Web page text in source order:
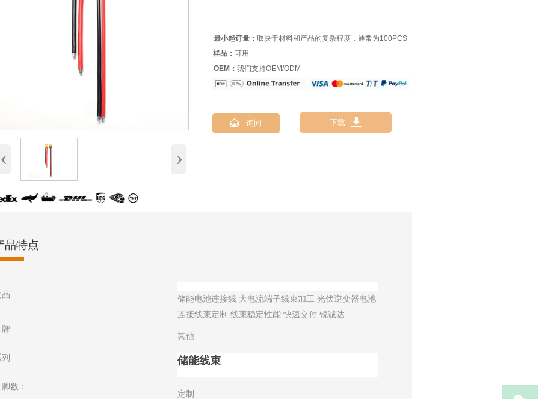
‹ ›
最小起订量： 取决于材料和产品的复杂程度，通常为100PCS
样品：可用
OEM： 我们支持OEM/ODM
 询问 下载 
品特点
品
储能电池连接线 大电流端子线束加工 光伏逆变器电池
连接线束定制 线束稳定性能 快速交付 锐诚达
牌
其他
储能线束
数：
定制